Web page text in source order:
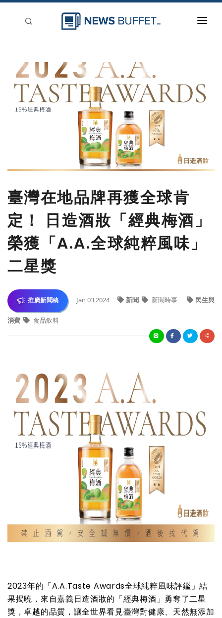
新聞稿分類
登入
刊登
臺灣在地品牌再獲全球肯
定！ 日造酒妝「經典梅酒」
榮獲「A.A.全球純粹風味」
二星獎
推廣新聞稿 Jan 03,2024 新聞 新聞時事 民生與
消費 食品飲料
2023年的「A.A.Taste Awards全球純粹風味評鑑」結
果揭曉，來自嘉義日造酒妝的「經典梅酒」勇奪了二星
獎，卓越的品質，讓全世界看見臺灣對健康、天然無添加